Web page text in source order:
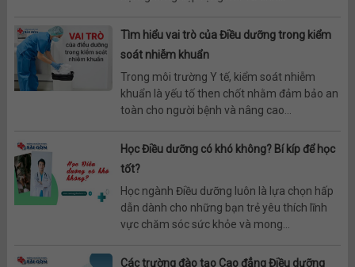
Tìm hiểu vai trò của Điều dưỡng trong kiểm
soát nhiễm khuẩn
Trong môi trường Y tế, kiểm soát nhiễm
khuẩn là yếu tố then chốt nhằm đảm bảo an
toàn cho người bệnh và nâng cao...
Học Điều dưỡng có khó không? Bí kíp để học
tốt?
Học ngành Điều dưỡng luôn là lựa chọn hấp
dẫn dành cho những bạn trẻ yêu thích lĩnh
vực chăm sóc sức khỏe và mong...
Các trường đào tạo Cao đẳng Điều dưỡng